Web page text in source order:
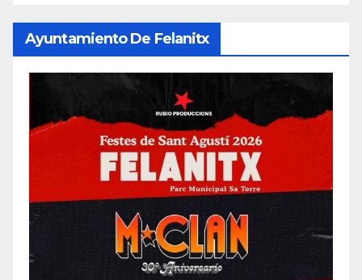
Ayuntamiento De Felanitx